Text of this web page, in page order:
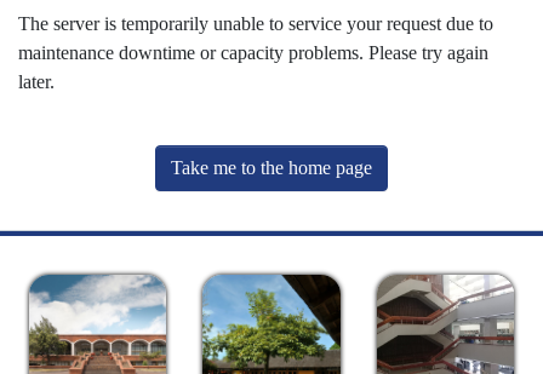
The server is temporarily unable to service your request due to
maintenance downtime or capacity problems. Please try again
later.
Take me to the home page